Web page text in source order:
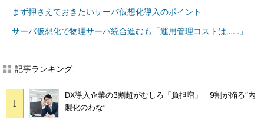
まず押さえておきたいサーバ仮想化導入のポイント
サーバ仮想化で物理サーバ統合進むも「運用管理コストは……」
記事ランキング
DX導入企業の3割超がむしろ「負担増」 9割が陥る“内
製化のわな”